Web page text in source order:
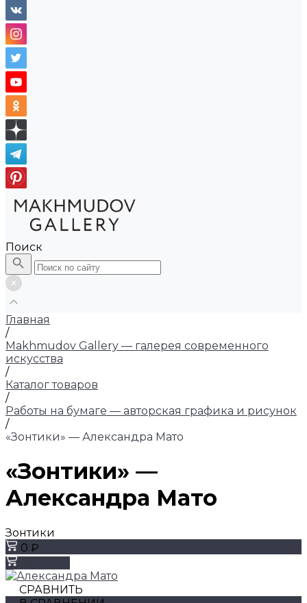
Поиск
Главная
/
Makhmudov Gallery — галерея современного
искусства
/
Каталог товаров
/
Работы на бумаге — авторская графика и рисунок
/
«Зонтики» — Александра Мато
«Зонтики» —
Александра Мато
Зонтики
0 ₽
СРАВНИТЬ